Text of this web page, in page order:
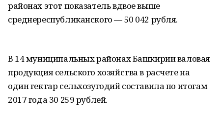
районах этот показатель вдвое выше
среднереспубликанского — 50 042 рубля.
В 14 муниципальных районах Башкирии валовая
продукция сельского хозяйства в расчете на
один гектар сельхозугодий составила по итогам
2017 года 30 259 рублей.